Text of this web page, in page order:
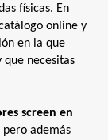
físicas. En
online y
en la que
necesitas
screen en
pero además